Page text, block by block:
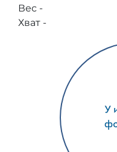
Вес -
Хват -